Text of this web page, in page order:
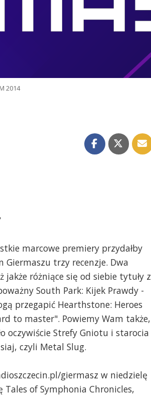
2014
marcowe premiery przydałby
Giermaszu trzy recenzje. Dwa
jakże różniące się od siebie tytuły z
South Park: Kijek Prawdy -
przegapić Hearthstone: Heroes
to master". Powiemy Wam także,
oczywiście Strefy Gniotu i starocia
czyli Metal Slug.
giermasz w niedzielę
of Symphonia Chronicles,